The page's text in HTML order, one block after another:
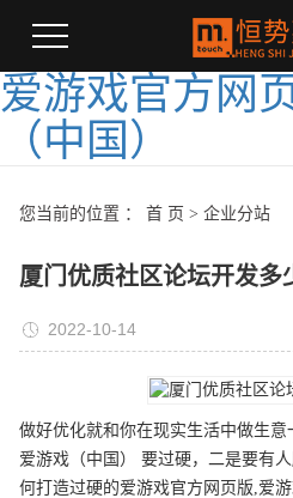
爱游戏官方网
（中国）
您当前的位置 ： 首 页 > 企业分站
厦门优质社区论坛开发多
2022-10-14
做好优化就和你在现实生活中做生
爱游戏（中国） 要过硬，二是要有
何打造过硬的爱游戏官方网页版,爱